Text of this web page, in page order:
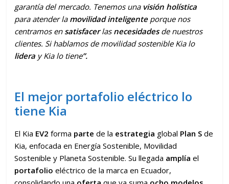
garantía del mercado. Tenemos unavisión holística
para atender lamovilidad inteligente porque nos
centramos ensatisfacerlasnecesidadesde nuestros
clientes. Si hablamos de movilidad sostenible Kia lo
lidera y Kia lo tiene”.
El mejor portafolio eléctrico lo
tiene Kia
El Kia EV2 forma parte de la estrategia global Plan S de
Kia, enfocada en Energía Sostenible, Movilidad
Sostenible y Planeta Sostenible. Su llegada amplía el
portafolio eléctrico de la marca en Ecuador,